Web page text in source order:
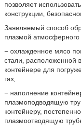
позволяет
конструкции,
Заявляемый способ
плазмой атмосферного
− охлажденное мясо
стали, расположенной
контейнере для
газ,
− наполнение
плазмоподводящую
контейнеру,
плазмоотводящую